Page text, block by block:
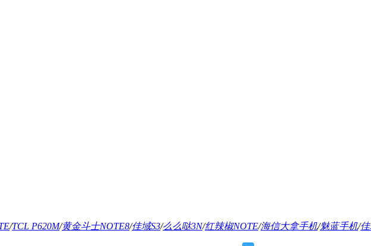
/TCL P620M/黄金斗士NOTE8/佳域S3/么么哒3N/红辣椒NOTE/海信大拿手机/魅蓝手机/